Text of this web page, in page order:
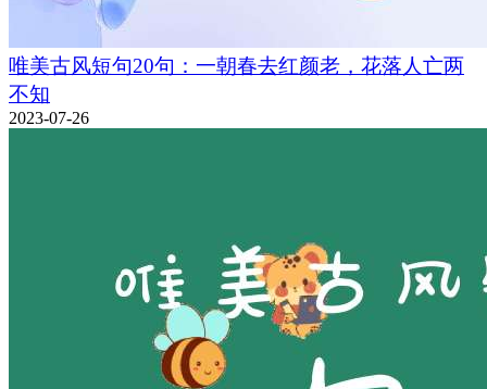
唯美古风短句20句：一朝春去红颜老，花落人亡两
不知
2023-07-26